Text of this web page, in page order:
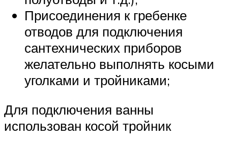
Присоединения к гребенке
отводов для подключения
сантехнических приборов
желательно выполнять косыми
уголками и тройниками;
Для подключения ванны
использован косой тройник